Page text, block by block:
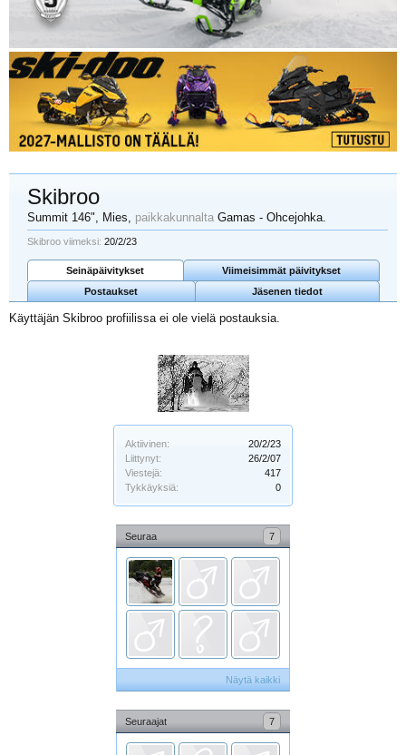
Aktiivinen:
20/2/23
Liittynyt:
26/2/07
Viestejä:
417
Tykkäyksiä:
0
Seuraa 7
Näytä kaikki
Seuraajat 7
Skibroo
Summit 146" , Mies, paikkakunnalta Gamas - Ohcejohka.
Skibroo viimeksi: 20/2/23
Seinäpäivitykset
Viimeisimmät päivitykset
Postaukset
Jäsenen tiedot
Käyttäjän Skibroo profiilissa ei ole vielä postauksia.